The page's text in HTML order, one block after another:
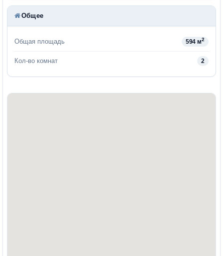
Общее
Общая площадь 594 м2
Кол-во комнат 2